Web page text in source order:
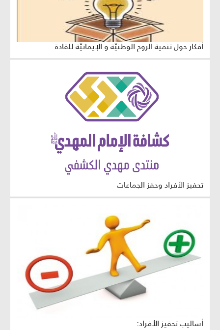
أفكار حول تنمية الروح الوطنيّة و الإيمانيّة للقادة
تحفيز الأفراد وحفز الجماعات
أساليب تحفيز الأفراد: